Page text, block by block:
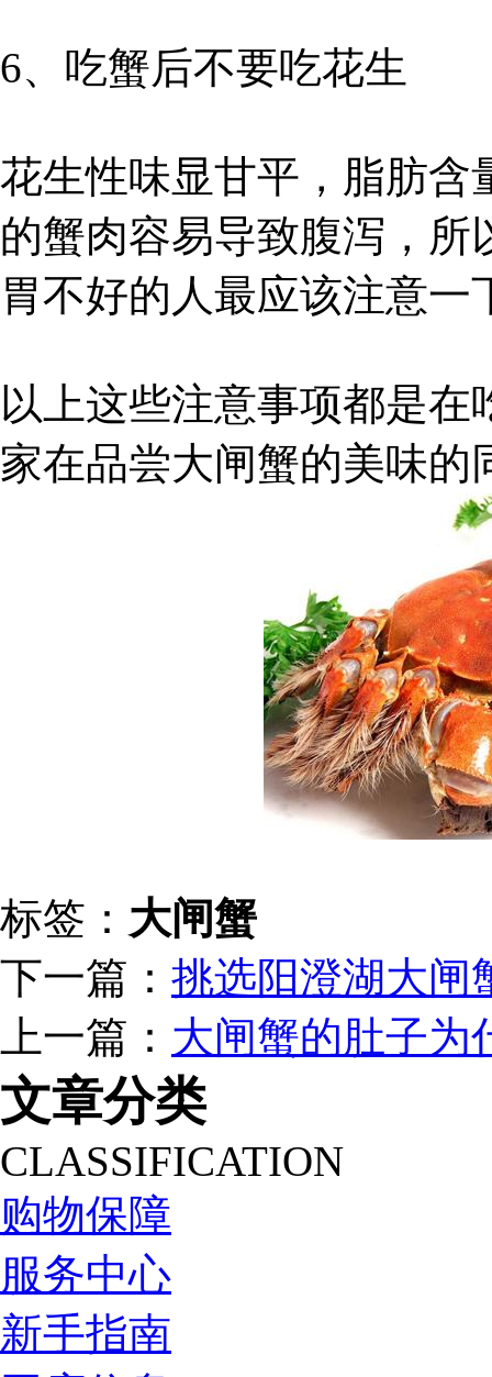
6、吃蟹后不要吃花生
花生性味显甘平，脂肪含
的蟹肉容易导致腹泻，
胃不好的人最应该注意一
以上这些注意事项都是
家在品尝大闸蟹的美味
标签： 大闸蟹
下一篇： 挑选阳澄湖大闸
上一篇： 大闸蟹的肚子为
文章分类
CLASSIFICATION
购物保障
服务中心
新手指南